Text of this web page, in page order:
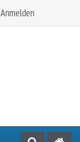
Anmelden